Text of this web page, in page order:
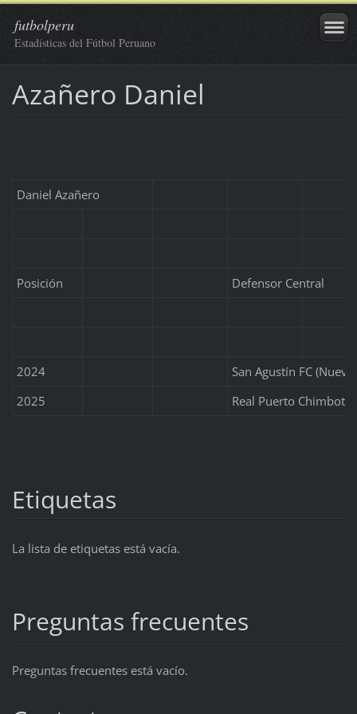
futbolperu
Estadísticas del Fútbol Peruano
Azañero Daniel
Daniel Azañero
Posición Defensor Central
2024
San Agustín FC
2025
Real Puerto Chimbote
Etiquetas
La lista de etiquetas está vacía.
Preguntas frecuentes
Preguntas frecuentes está vacío.